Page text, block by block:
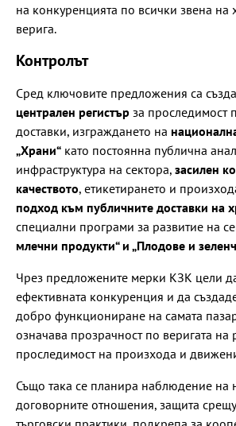
на конкуренцията по всички звена на
верига.
Контролът
Сред ключовите предложения са
централен регистър за проследимост
доставки, изграждането на
„Храни“ като постоянна публична
инфраструктура на сектора, засилен
качеството, етикетирането и
подход към публичните доставки на
специални програми за развитие на
млечни продукти“ и „Плодове и
Чрез предложените мерки КЗК цели
ефективната конкуренция и да
добро функциониране на самата
означава прозрачност по веригата на
проследимост на произхода и
Също така се планира наблюдение на
договорните отношения, защита